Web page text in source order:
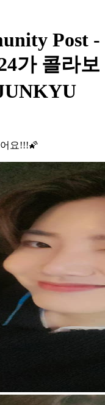
Post -
가 콜라보
요!!!🌠